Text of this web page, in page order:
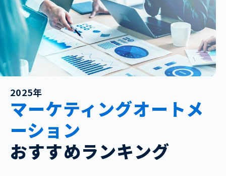
2025年
マーケティングオートメ
ーション
おすすめランキング